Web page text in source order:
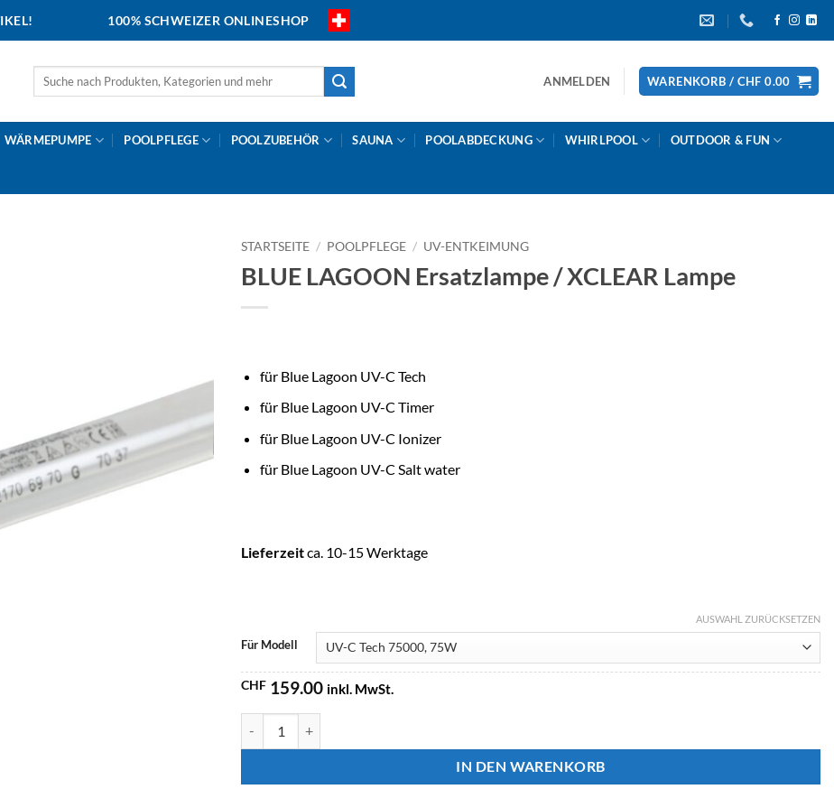
100% SCHWEIZER ONLINESHOP
Suche
ANMELDEN WARENKORB / CHF 0.00
WÄRMEPUMPE POOLPFLEGE POOLZUBEHÖR SAUNA POOLABDECKUNG WHIRLPOOL OUTDOOR & FUN
STARTSEITE / POOLPFLEGE / UV-ENTKEIMUNG
BLUE LAGOON Ersatzlampe / XCLEAR Lampe
für Blue Lagoon UV-C Tech
für Blue Lagoon UV-C Timer
für Blue Lagoon UV-C Ionizer
für Blue Lagoon UV-C Salt water
Lieferzeitca. 10-15 Werktage
Für Modell
AUSWAHL ZURÜCKSETZEN
CHF 159.00 inkl. MwSt.
IN DEN WARENKORB